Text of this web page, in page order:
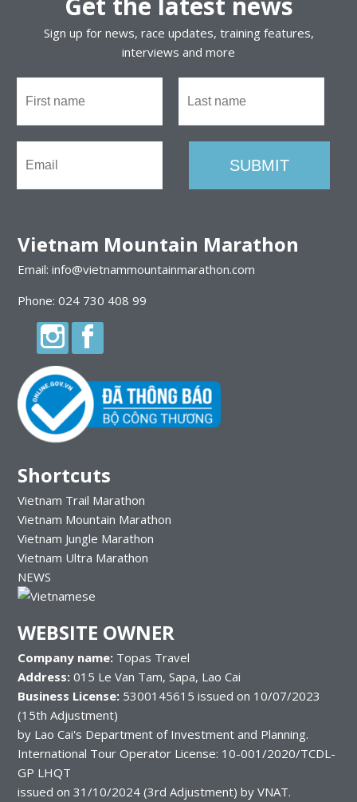
Sign up for news, race updates, training features,
interviews and more
Vietnam Mountain Marathon
Email: info@vietnammountainmarathon.com
Phone: 024 730 408 99
Shortcuts
Vietnam Trail Marathon
Vietnam Mountain Marathon
Vietnam Jungle Marathon
Vietnam Ultra Marathon
NEWS
WEBSITE OWNER
Company name:Topas Travel
Address:015 Le Van Tam, Sapa, Lao Cai
Business License: 5300145615 issued on 10/07/2023
(15th Adjustment)
by Lao Cai's Department of Investment and Planning.
International Tour Operator License: 10-001/2020/TCDL-
GP LHQT
issued on 31/10/2024 (3rd Adjustment) by VNAT.